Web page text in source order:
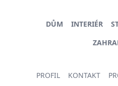
DŮM INTERIÉR
PROFIL KONTAKT